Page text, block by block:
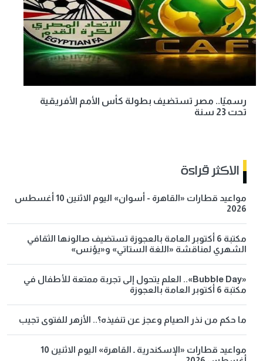
رسميًا.. مصر تستضيف بطولة كأس الأمم الأفريقية
تحت 23 سنة
الاكثر قراءة
مواعيد قطارات «القاهرة - أسوان» اليوم الاثنين 10 أغسطس
2026
مكتبة 6 أكتوبر العامة بالعجوزة تستضيف صالونها الثقافي
الشهري لمناقشة «اللغة الستاتي» و«يؤنس»
«Bubble Day».. العلم يتحول إلى تجربة ممتعة للأطفال في
مكتبة 6 أكتوبر العامة بالعجوزة
ما حكم من نذر الصيام وعجز عن تنفيذه؟.. الأزهر للفتوى تجيب
مواعيد قطارات «الإسكندرية ـ القاهرة» اليوم الاثنين 10